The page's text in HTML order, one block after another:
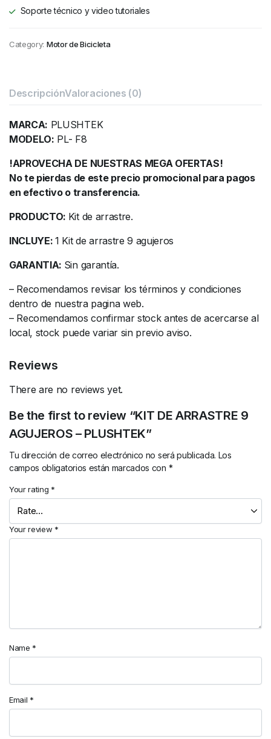
Soporte técnico y video tutoriales
Category: Motor de Bicicleta
DescripciónValoraciones (0)
MARCA: PLUSHTEK
MODELO: PL- F8
!APROVECHA DE NUESTRAS MEGA OFERTAS!
No te pierdas de este precio promocional para pagos
en efectivo o transferencia.
PRODUCTO: Kit de arrastre.
INCLUYE:1 Kit de arrastre 9 agujeros
GARANTIA: Sin garantía.
– Recomendamos revisar los términos y condiciones
dentro de nuestra pagina web.
– Recomendamos confirmar stock antes de acercarse al
local, stock puede variar sin previo aviso.
Reviews
There are no reviews yet.
Be the first to review “KIT DE ARRASTRE 9
AGUJEROS – PLUSHTEK”
Tu dirección de correo electrónico no será publicada. Los
campos obligatorios están marcados con *
Your rating *
Your review *
Name *
Email *